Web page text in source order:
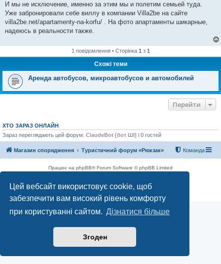
Цей вебсайт використовує cookie, щоб
забезпечити вам високий рівень комфорту
при користуванні сайтом. Дізнатися більше
Згоден
н
я
И мы не исключение, именно за этим мы и полетим семьей туда.
Уже забронировали себе виллу в компании Villa2be на сайте
villa2be.net/apartamenty-na-korfu/ . На фото апартаменты шикарные,
надеюсь в реальности также.
1 повідомлення • Сторінка 1 з 1
Схожі теми
Аренда автобусов, микроавтобусов и автомобилей
Перейти
ХТО ЗАРАЗ ОНЛАЙН
Зараз переглядають цей форум: ClaudeBot [бот ШІ] і 0 гостей
Магазин спорядження Туристичний форум «Рюкзак» Команда
Працює на phpBB® Forum Software © phpBB Limited